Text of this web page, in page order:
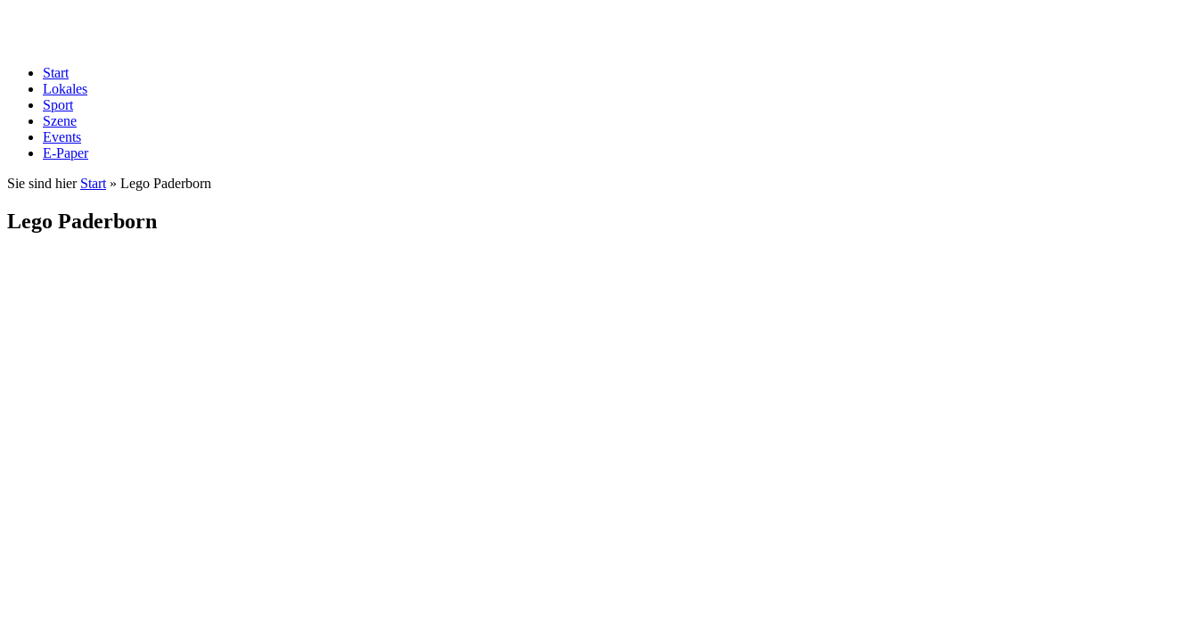
Start
Lokales
Sport
Szene
Events
E-Paper
Sie sind hier Start » Lego Paderborn
Lego Paderborn